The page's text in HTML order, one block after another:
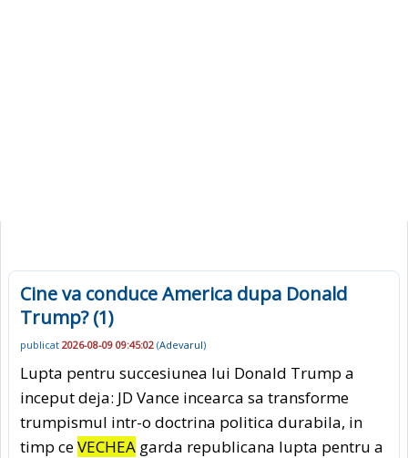
Cine va conduce America dupa Donald
Trump? (1)
publicat 2026-08-09 09:45:02 (Adevarul)
Lupta pentru succesiunea lui Donald Trump a
inceput deja: JD Vance incearca sa transforme
trumpismul intr-o doctrina politica durabila, in
timp ceVECHEA garda republicana lupta pentru a